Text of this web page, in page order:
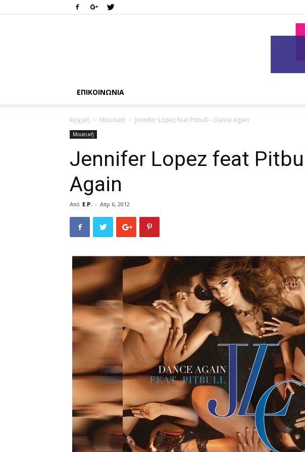
ΕΠΙΚΟΙΝΩΝΊΑ
Αρχική Μουσική Jennifer Lopez feat Pitbull – Dance Again
Μουσική
Jennifer Lopez feat
Again
Από E.P. - Απρ 6, 2012